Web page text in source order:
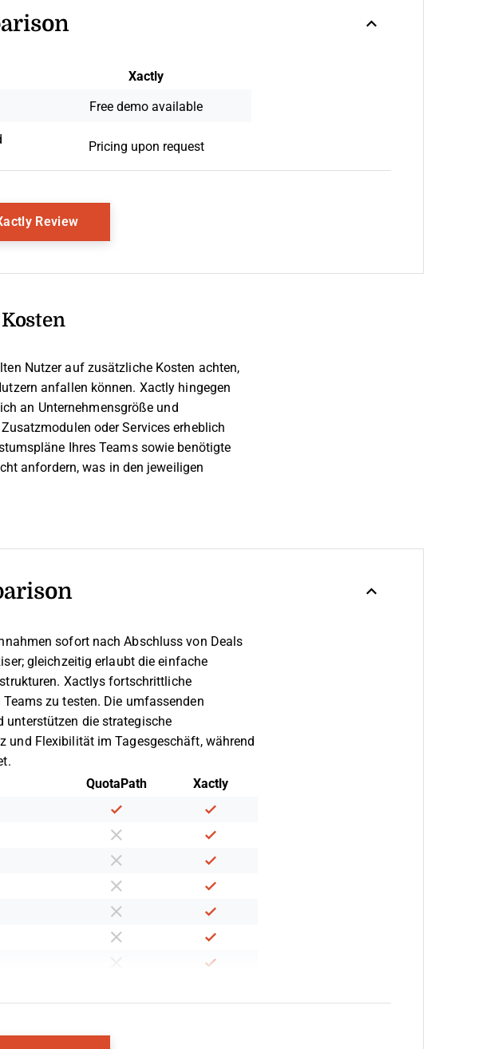
Xactly
Free demo available
Pricing upon request
ReviewOpens New Window
Nutzer auf zusätzliche Kosten achten,
anfallen können. Xactly hingegen
an Unternehmensgröße und
oder Services erheblich
Ihres Teams sowie benötigte
anfordern, was in den jeweiligen
sofort nach Abschluss von Deals
gleichzeitig erlaubt die einfache
Xactlys fortschrittliche
zu testen. Die umfassenden
unterstützen die strategische
und Flexibilität im Tagesgeschäft, während
QuotaPath
Xactly